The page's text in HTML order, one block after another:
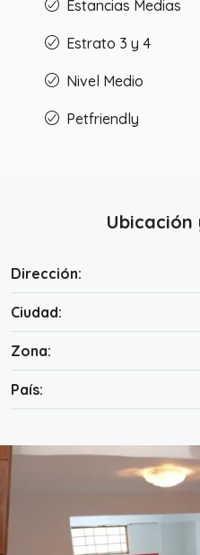
Estancias Medias
Estrato 3 y 4
Nivel Medio
Petfriendly
Ubicación
Dirección:
Ciudad:
Zona:
País: